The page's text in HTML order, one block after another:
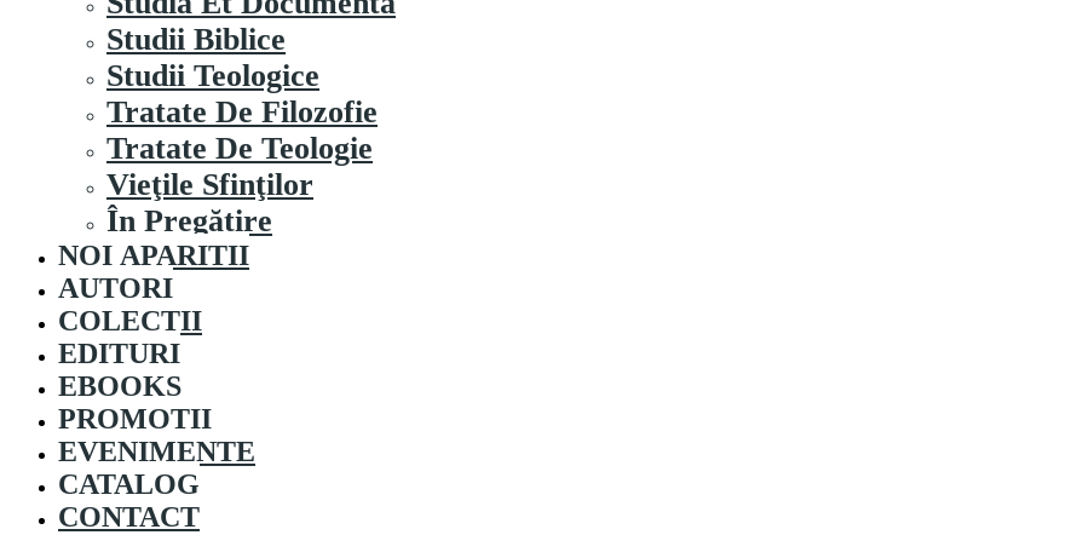
Studii Biblice
Studii Teologice
Tratate De Filozofie
Tratate De Teologie
Vieţile Sfinţilor
În Pregătire
NOI APARITII
AUTORI
COLECȚII
EDITURI
EBOOKS
PROMOȚII
EVENIMENTE
CATALOG
CONTACT